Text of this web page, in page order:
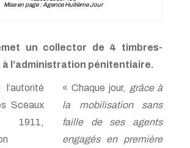
Mise en page : Agence Huitième Jour
un collector de 4 timbres-
à l’administration pénitentiaire.
Sceaux
« Chaque jour, grâce à
la mobilisation sans
faille de ses agents
engagés en première